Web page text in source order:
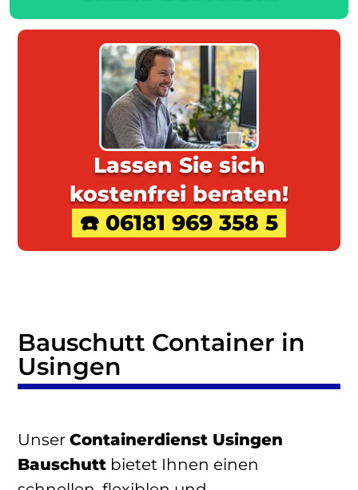
Lassen Sie sich
kostenfrei beraten!
☎️ 06181 969 358 5
Bauschutt Container in
Usingen
Unser Containerdienst Usingen
Bauschutt bietet Ihnen einen